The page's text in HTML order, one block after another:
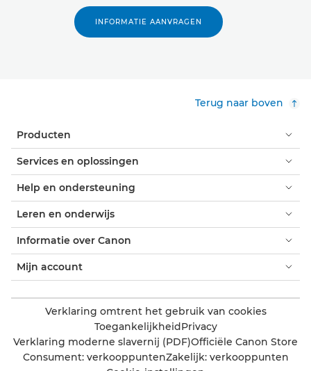
INFORMATIE AANVRAGEN
Terug naar boven
Producten
Services en oplossingen
Help en ondersteuning
Leren en onderwijs
Informatie over Canon
Mijn account
Verklaring omtrent het gebruik van cookies
ToegankelijkheidPrivacy
Verklaring moderne slavernij (PDF)Officiële Canon Store
Consument: verkooppuntenZakelijk: verkooppunten